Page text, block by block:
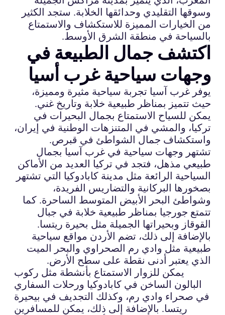
وسوقها التقليدي وحدائقها الخلابة. ستجد الكثير
من الخيارات المميزة للاستكشاف والاستمتاع
بالسياحة في منطقة الشرق الأوسط.
اكتشف جمال الطبيعة في
وجهات سياحية غرب أسيا
يوفر غرب آسيا تجربة سياحية مثيرة ومميزة،
حيث تتميز بمناظر طبيعية خلابة وتاريخ غني.
يمكن للسياح الاستمتاع بجمال البحيرات في
تركيا، والمشي في المتنزهات الوطنية في إيران،
واستكشاف جمال الشواطئ في قبرص.
تشتهر وجهات سياحية في غرب آسيا بجمال
طبيعي مذهل، فتجد في تركيا العديد من الأماكن
السياحية الرائعة مثل مدينة كابادوكيا التي تشتهر
بصخورها البركانية والتضاريس الفريدة،
وشواطئ البحر الأبيض المتوسط الساحرة. كما
تتمتع جورجيا بمناظر طبيعية خلابة في جبال
القوقاز وبحيراتها الجميلة مثل بحيرة ريتسا.
بالإضافة إلى ذلك، تضم الأردن مواقع سياحية
طبيعية مثل وادي رم الصحراوي والبحر الميت
الذي يعتبر أدنى نقطة على سطح الأرض.
يمكن للزوار الاستمتاع بأنشطة مثل ركوب
البالون الساخن في كابادوكيا ورحلات السفاري
في صحراء وادي رم، وكذلك التجديف في بيحيرة
ريتسا. بالإضافة إلى ذلك، يمكن للمسافرين